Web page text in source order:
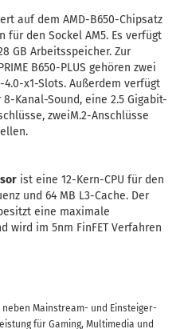
auf dem AMD-B650-Chipsatz
für den Sockel AM5. Es verfügt
GB Arbeitsspeicher. Zur
B650-PLUS gehören zwei
4.0-x1-Slots. Außerdem verfügt
8-Kanal-Sound, eine 2.5 Gigabit-
zweiM.2-Anschlüsse
ist eine 12-Kern-CPU für den
und 64 MB L3-Cache. Der
eine maximale
wird im 5nm FinFET Verfahren
neben Mainstream- und Einsteiger-
für Gaming, Multimedia und